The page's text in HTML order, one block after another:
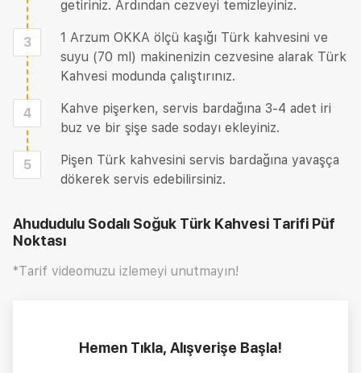
getiriniz. Ardından cezveyi temizleyiniz.
3
1 Arzum OKKA ölçü kaşığı Türk kahvesini ve
suyu (70 ml) makinenizin cezvesine alarak Türk
Kahvesi modunda çalıştırınız.
4
Kahve pişerken, servis bardağına 3-4 adet iri
buz ve bir şişe sade sodayı ekleyiniz.
5
Pişen Türk kahvesini servis bardağına yavaşça
dökerek servis edebilirsiniz.
Ahududulu Sodalı Soğuk Türk Kahvesi Tarifi Püf
Noktası
*Tarif videomuzu izlemeyi unutmayın!
Hemen Tıkla, Alışverişe Başla!